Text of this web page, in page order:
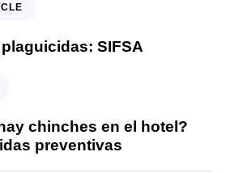
SIFSA
chinches en el hotel?
preventivas